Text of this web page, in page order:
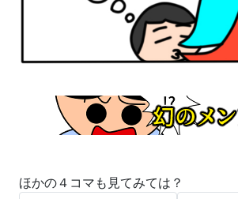
ほかの４コマも見てみては？